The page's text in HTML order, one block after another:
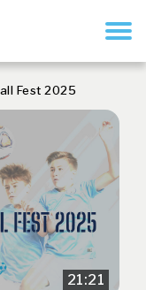
Fest 2025
21:21